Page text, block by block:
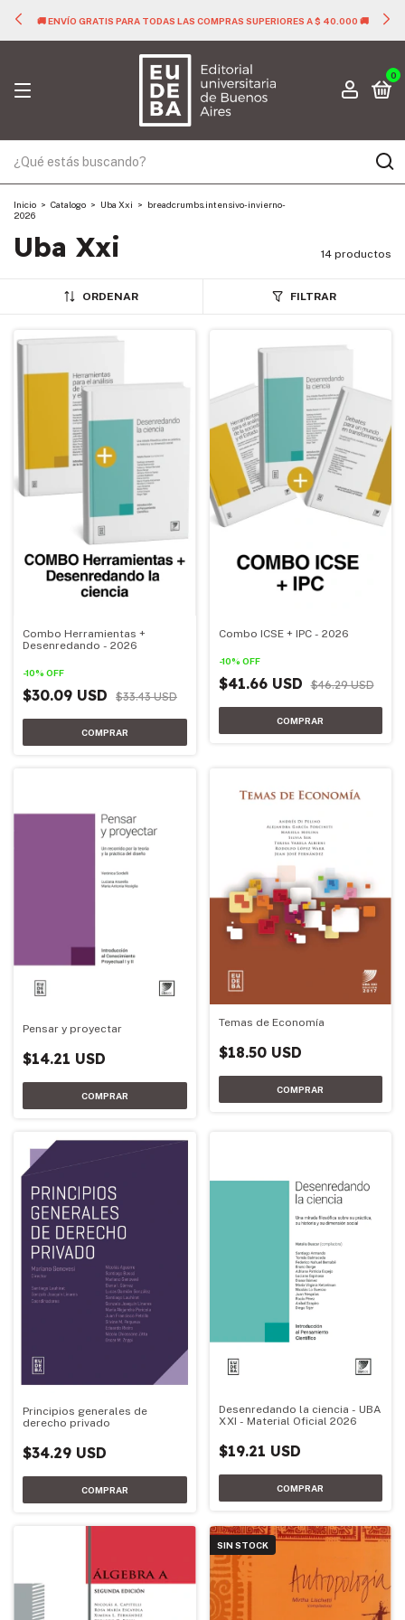
🚚 ENVÍO GRATIS PARA TODAS LAS COMPRAS SUPERIORES A $ 40.000 🚚
0
Inicio > Catalogo > Uba Xxi > breadcrumbs.intensivo-invierno-
2026
Uba Xxi 14 productos
ORDENAR FILTRAR
Combo Herramientas +
Desenredando - 2026
-10% OFF
$30.09 USD $33.43 USD
Combo ICSE + IPC - 2026
-10% OFF
$41.66 USD $46.29 USD
Pensar y proyectar
$14.21 USD
Temas de Economía
$18.50 USD
Principios generales de
derecho privado
$34.29 USD
Desenredando la ciencia - UBA
XXI - Material Oficial 2026
$19.21 USD
SIN STOCK